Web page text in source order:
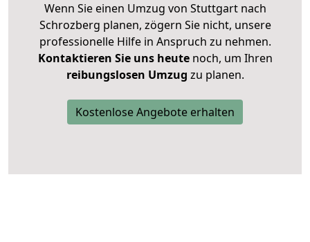
Wenn Sie einen Umzug von Stuttgart nach
Schrozberg planen, zögern Sie nicht, unsere
professionelle Hilfe in Anspruch zu nehmen.
Kontaktieren Sie uns heutenoch, um Ihren
reibungslosen Umzug zu planen.
Kostenlose Angebote erhalten